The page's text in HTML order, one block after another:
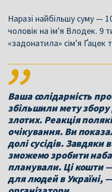
Наразі найбільшу суму —
чоловік на ім'я Влодек. 9
«задонатила» сім'я Ґацек
Ваша солідарність
збільшили мету збору
злотих. Реакція
очікування. Ви
долі сусідів.
зможемо зробити
планували. Ці кошти
для людей в Україні,